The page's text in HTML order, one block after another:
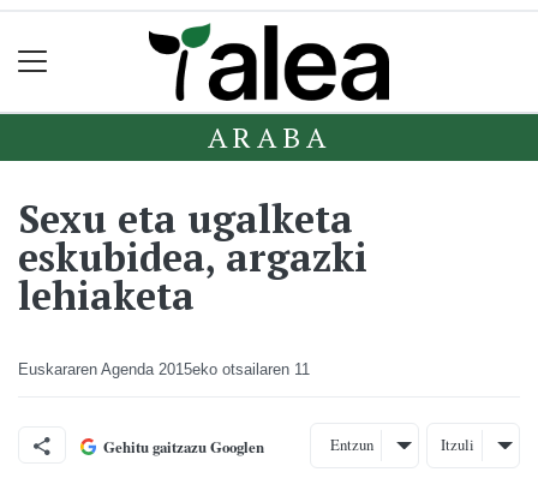
ARABA
Sexu eta ugalketa
eskubidea, argazki
lehiaketa
Euskararen Agenda 2015eko otsailaren 11
Gehitu gaitzazu Googlen Entzun Itzuli